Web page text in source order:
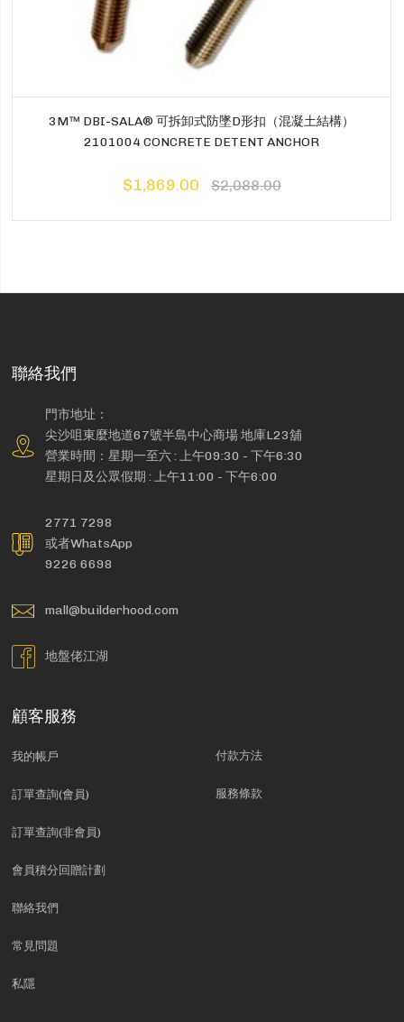
3M™ DBI-SALA® 可拆卸式防墜D形扣（混凝土結構）
2101004 CONCRETE DETENT ANCHOR
$1,869.00 $2,088.00
聯絡我們
門市地址：
尖沙咀東麼地道67號半島中心商場 地庫L23舖
營業時間：星期一至六 : 上午09:30 - 下午6:30
星期日及公眾假期 : 上午11:00 - 下午6:00
2771 7298
或者WhatsApp
9226 6698
mall@builderhood.com
地盤佬江湖
顧客服務
我的帳戶
訂單查詢(會員)
訂單查詢(非會員)
會員積分回贈計劃
聯絡我們
常見問題
私隱
付款方法
服務條款